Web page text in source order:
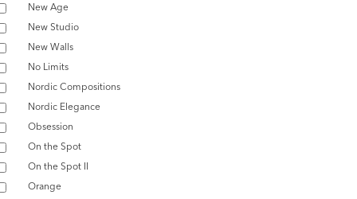
New Age
New Studio
New Walls
No Limits
Nordic Compositions
Nordic Elegance
Obsession
On the Spot
On the Spot II
Orange